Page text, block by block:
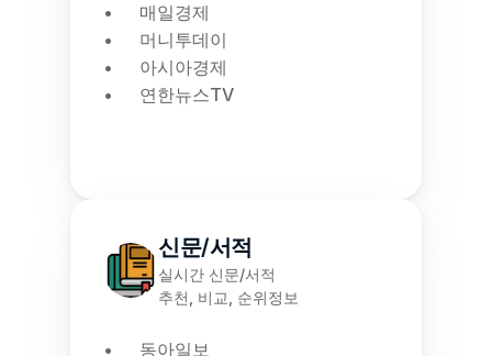
매일경제
머니투데이
아시아경제
연한뉴스TV
신문/서적
실시간 신문/서적
추천, 비교, 순위정보
동아일보